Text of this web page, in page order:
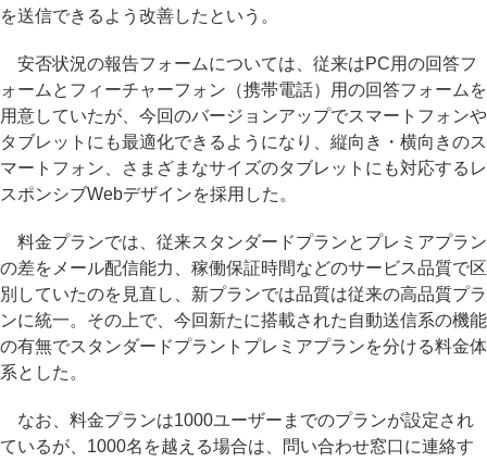
を送信できるよう改善したという。
安否状況の報告フォームについては、従来はPC用の回答フ
ォームとフィーチャーフォン（携帯電話）用の回答フォームを
用意していたが、今回のバージョンアップでスマートフォンや
タブレットにも最適化できるようになり、縦向き・横向きのス
マートフォン、さまざまなサイズのタブレットにも対応するレ
スポンシブWebデザインを採用した。
料金プランでは、従来スタンダードプランとプレミアプラン
の差をメール配信能力、稼働保証時間などのサービス品質で区
別していたのを見直し、新プランでは品質は従来の高品質プラ
ンに統一。その上で、今回新たに搭載された自動送信系の機能
の有無でスタンダードプラントプレミアプランを分ける料金体
系とした。
なお、料金プランは1000ユーザーまでのプランが設定され
ているが、1000名を越える場合は、問い合わせ窓口に連絡す